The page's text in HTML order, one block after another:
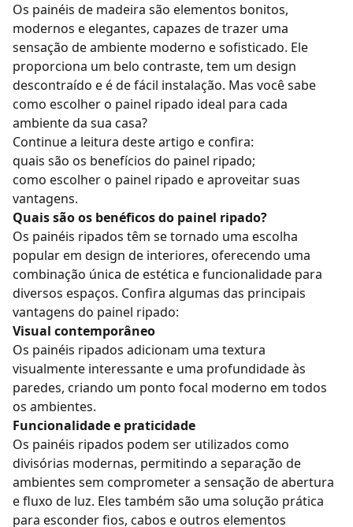
Os painéis de madeira são elementos bonitos,
modernos e elegantes, capazes de trazer uma
sensação de ambiente moderno e sofisticado. Ele
proporciona um belo contraste, tem um design
descontraído e é de fácil instalação. Mas você sabe
como escolher o painel ripado ideal para cada
ambiente da sua casa?
Continue a leitura deste artigo e confira:
quais são os benefícios do painel ripado;
como escolher o painel ripado e aproveitar suas
vantagens.
Quais são os benéficos do painel ripado?
Os painéis ripados têm se tornado uma escolha
popular em design de interiores, oferecendo uma
combinação única de estética e funcionalidade para
diversos espaços. Confira algumas das principais
vantagens do painel ripado:
Visual contemporâneo
Os painéis ripados adicionam uma textura
visualmente interessante e uma profundidade às
paredes, criando um ponto focal moderno em todos
os ambientes.
Funcionalidade e praticidade
Os painéis ripados podem ser utilizados como
divisórias modernas, permitindo a separação de
ambientes sem comprometer a sensação de abertura
e fluxo de luz. Eles também são uma solução prática
para esconder fios, cabos e outros elementos